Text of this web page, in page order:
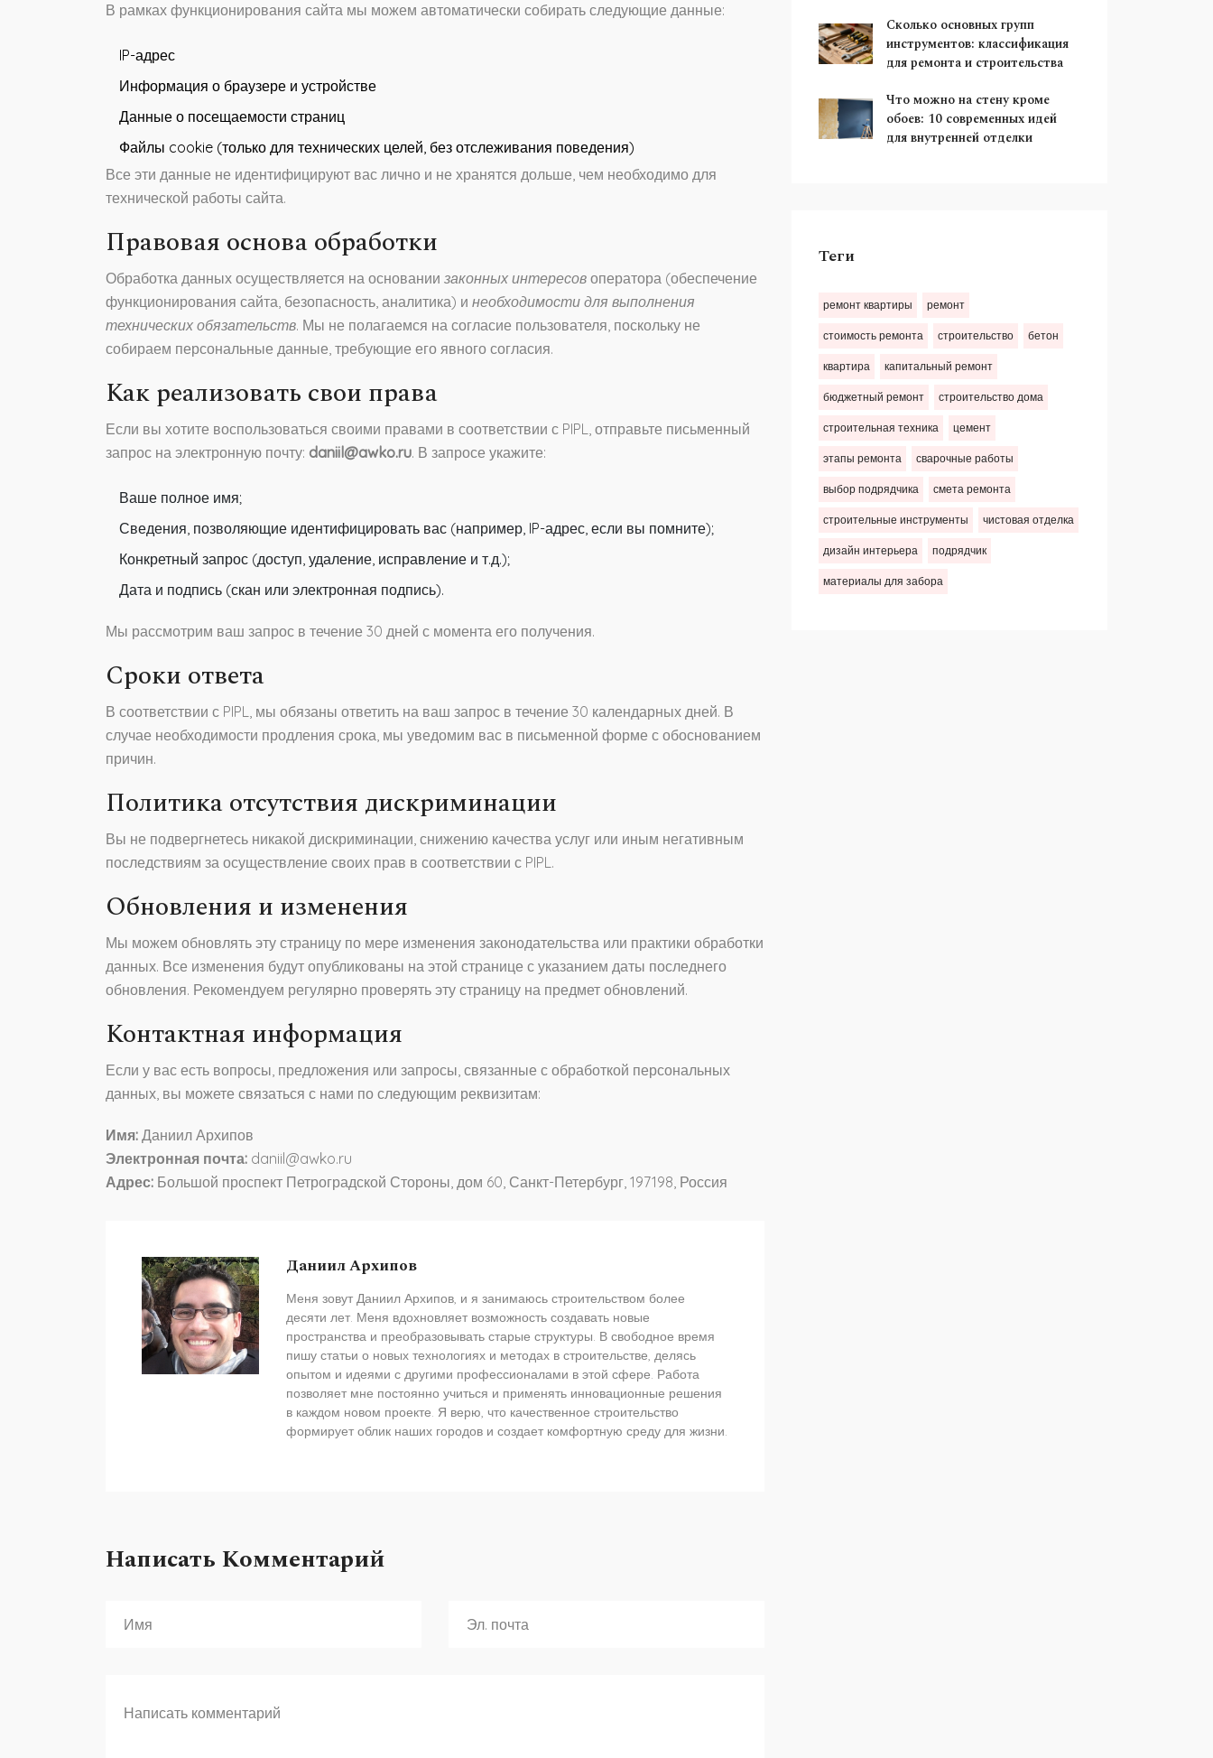
В рамках функционирования сайта мы можем автоматически собирать следующие данные:
IP-адрес
Информация о браузере и устройстве
Данные о посещаемости страниц
Файлы cookie (только для технических целей, без отслеживания поведения)
Все эти данные не идентифицируют вас лично и не хранятся дольше, чем необходимо для
технической работы сайта.
Правовая основа обработки
Обработка данных осуществляется на основании законных интересов оператора (обеспечение
функционирования сайта, безопасность, аналитика) и необходимости для выполнения
технических обязательств. Мы не полагаемся на согласие пользователя, поскольку не
собираем персональные данные, требующие его явного согласия.
Как реализовать свои права
Если вы хотите воспользоваться своими правами в соответствии с PIPL, отправьте письменный
запрос на электронную почту: daniil@awko.ru. В запросе укажите:
Ваше полное имя;
Сведения, позволяющие идентифицировать вас (например, IP-адрес, если вы помните);
Конкретный запрос (доступ, удаление, исправление и т.д.);
Дата и подпись (скан или электронная подпись).
Мы рассмотрим ваш запрос в течение 30 дней с момента его получения.
Сроки ответа
В соответствии с PIPL, мы обязаны ответить на ваш запрос в течение 30 календарных дней. В
случае необходимости продления срока, мы уведомим вас в письменной форме с обоснованием
причин.
Политика отсутствия дискриминации
Вы не подвергнетесь никакой дискриминации, снижению качества услуг или иным негативным
последствиям за осуществление своих прав в соответствии с PIPL.
Обновления и изменения
Мы можем обновлять эту страницу по мере изменения законодательства или практики обработки
данных. Все изменения будут опубликованы на этой странице с указанием даты последнего
обновления. Рекомендуем регулярно проверять эту страницу на предмет обновлений.
Контактная информация
Если у вас есть вопросы, предложения или запросы, связанные с обработкой персональных
данных, вы можете связаться с нами по следующим реквизитам:
Имя: Даниил Архипов
Электронная почта: daniil@awko.ru
Адрес: Большой проспект Петроградской Стороны, дом 60, Санкт-Петербург, 197198, Россия
Даниил Архипов
Меня зовут Даниил Архипов, и я занимаюсь строительством более
десяти лет. Меня вдохновляет возможность создавать новые
пространства и преобразовывать старые структуры. В свободное время
пишу статьи о новых технологиях и методах в строительстве, делясь
опытом и идеями с другими профессионалами в этой сфере. Работа
позволяет мне постоянно учиться и применять инновационные решения
в каждом новом проекте. Я верю, что качественное строительство
формирует облик наших городов и создает комфортную среду для жизни.
Написать Комментарий
Сколько основных групп
инструментов: классификация
для ремонта и строительства
Что можно на стену кроме
обоев: 10 современных идей
для внутренней отделки
Теги
ремонт квартиры ремонт
стоимость ремонта строительство бетон
квартира капитальный ремонт
бюджетный ремонт строительство дома
строительная техника цемент
этапы ремонта сварочные работы
выбор подрядчика смета ремонта
строительные инструменты чистовая отделка
дизайн интерьера подрядчик
материалы для забора